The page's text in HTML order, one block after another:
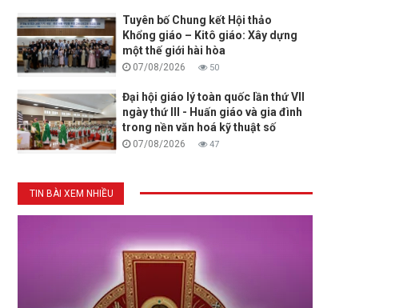
Tuyên bố Chung kết Hội thảo
Khổng giáo – Kitô giáo: Xây dựng
một thế giới hài hòa
07/08/2026 50
Đại hội giáo lý toàn quốc lần thứ VII
ngày thứ III - Huấn giáo và gia đình
trong nền văn hoá kỹ thuật số
07/08/2026 47
TIN BÀI XEM NHIỀU